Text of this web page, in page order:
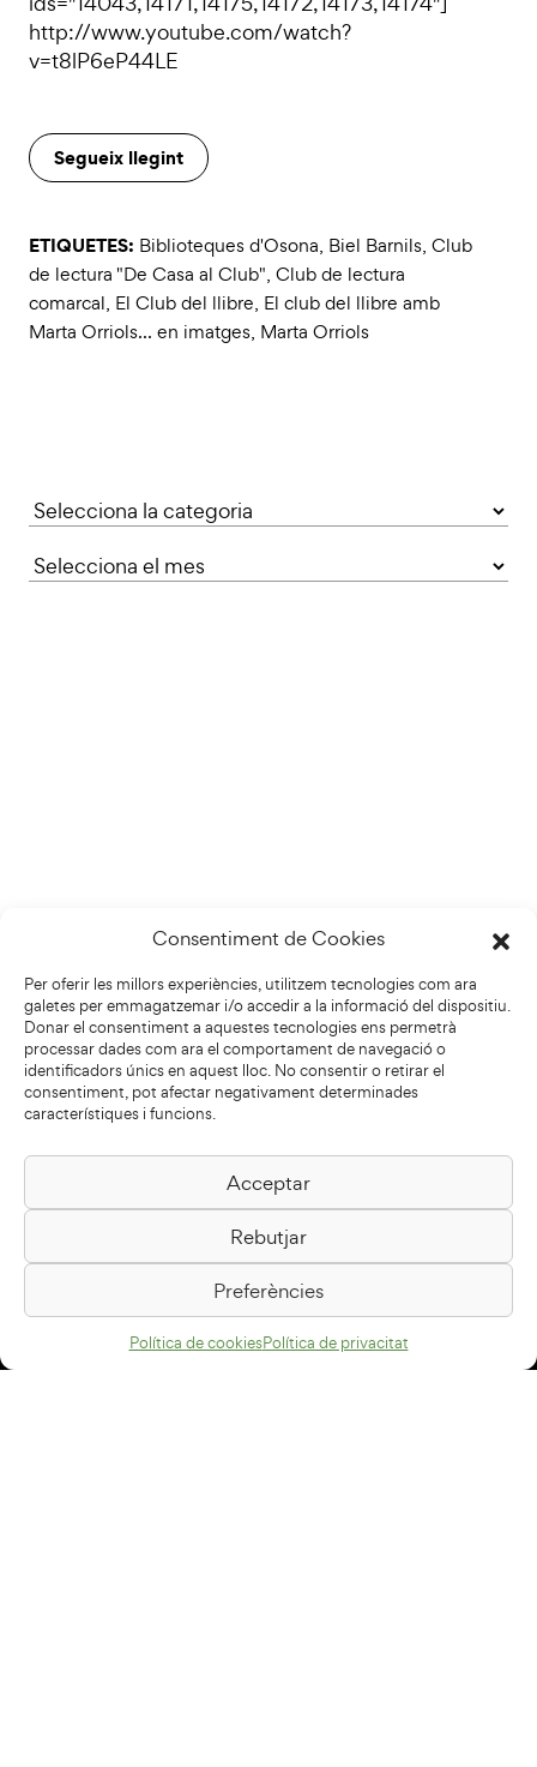
Consentiment de Cookies
Per oferir les millors experiències, utilitzem tecnologies com ara
galetes per emmagatzemar i/o accedir a la informació del dispositiu.
Donar el consentiment a aquestes tecnologies ens permetrà
processar dades com ara el comportament de navegació o
identificadors únics en aquest lloc. No consentir o retirar el
consentiment, pot afectar negativament determinades
característiques i funcions.
Acceptar
Rebutjar
Preferències
Política de cookiesPolítica de privacitat
http://www.youtube.com/watch?
v=t8lP6eP44LE
Segueix llegint
ETIQUETES: Biblioteques d'Osona, Biel Barnils, Club
de lectura "De Casa al Club", Club de lectura
comarcal, El Club del llibre, El club del llibre amb
Marta Orriols... en imatges, Marta Orriols
Categories
Biblioteca Pilarin Bayés
Passeig de la Generalitat, 1
08500 Vic